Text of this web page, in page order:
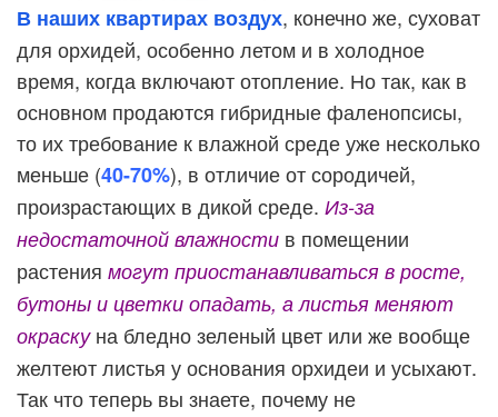
В наших квартирах воздух, конечно же, суховат
для орхидей, особенно летом и в холодное
время, когда включают отопление. Но так, как в
основном продаются гибридные фаленопсисы,
то их требование к влажной среде уже несколько
меньше (40-70%), в отличие от сородичей,
произрастающих в дикой среде. Из-за
недостаточной влажности в помещении
растения могут приостанавливаться в росте,
бутоны и цветки опадать, а листья меняют
окраскуна бледно зеленый цвет или же вообще
желтеют листья у основания орхидеи и усыхают.
Так что теперь вы знаете, почему не